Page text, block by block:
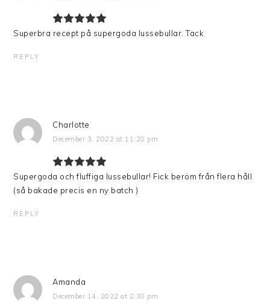
Superbra recept på supergoda lussebullar. Tack
REPLY
Charlotte
December 3, 2022 at 11:28 pm
Supergoda och fluffiga lussebullar! Fick beröm från flera håll
(så bakade precis en ny batch )
REPLY
Amanda
December 14, 2022 at 2:38 pm